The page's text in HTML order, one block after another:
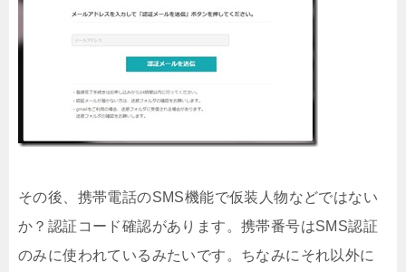
その後、携帯電話のSMS機能で仮装人物などではない
か？認証コード確認があります。携帯番号はSMS認証
のみに使われているみたいです。ちなみにそれ以外に